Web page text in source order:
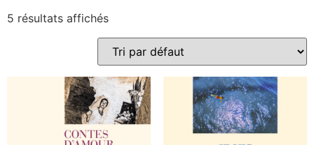
5 résultats affichés